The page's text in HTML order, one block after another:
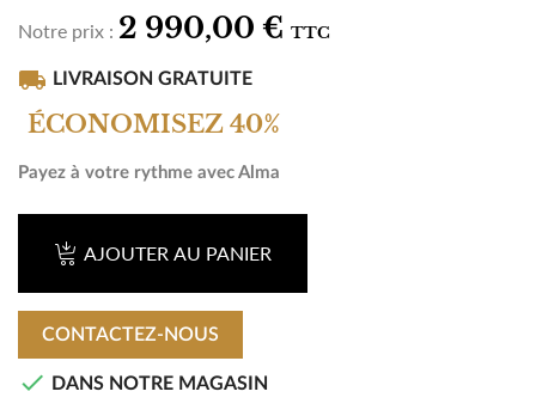
Notre prix : 2 990,00 € TTC
local_shipping LIVRAISON GRATUITE
ÉCONOMISEZ 40%
Payez à votre rythme avec Alma
AJOUTER AU PANIER
CONTACTEZ-NOUS
 DANS NOTRE MAGASIN